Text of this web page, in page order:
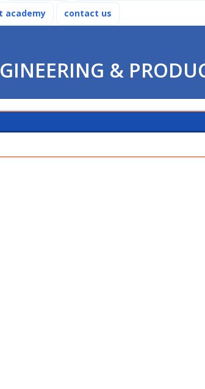
academy contact us
&